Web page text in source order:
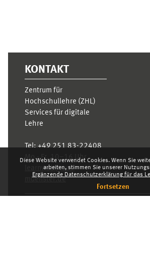
Diese Website verwendet Cookies. Wenn Sie
arbeiten, stimmen Sie unserer
Ergänzende Datenschutzerklärung für das
Fortsetzen
KONTAKT
Zentrum für
Hochschullehre (ZHL)
Services für digitale
Lehre
Tel:+49 251 83-22408
Mo.- Fr. 10–16 Uhr
learnweb@uni-
muenster.de